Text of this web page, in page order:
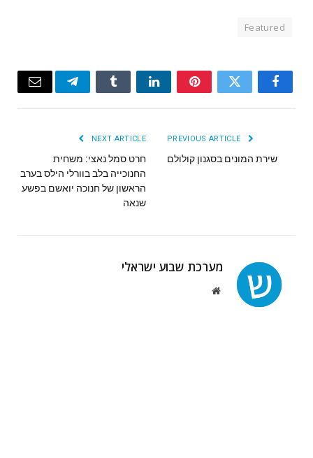
Featured
Facebook
Twitter
Pinterest
LinkedIn
Tumblr
Telegram
Email
שירת המונים בסגנון קולולם
NEXT ARTICLE
חרט סמל נאצי: משחית
החנוכייה בלב בוורלי הילס בערב
הראשון של חנוכה יואשם בפשע
שנאה
מערכת שבוע ישראלי
Website